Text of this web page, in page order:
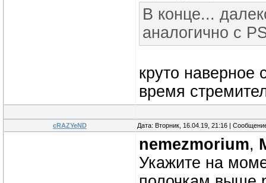
В конце...
аналогично с
круто наверное
время
cRAZYeND Дата: Вторник, 16.04.19, 21:16 |
nemezmorium,
Укажите на